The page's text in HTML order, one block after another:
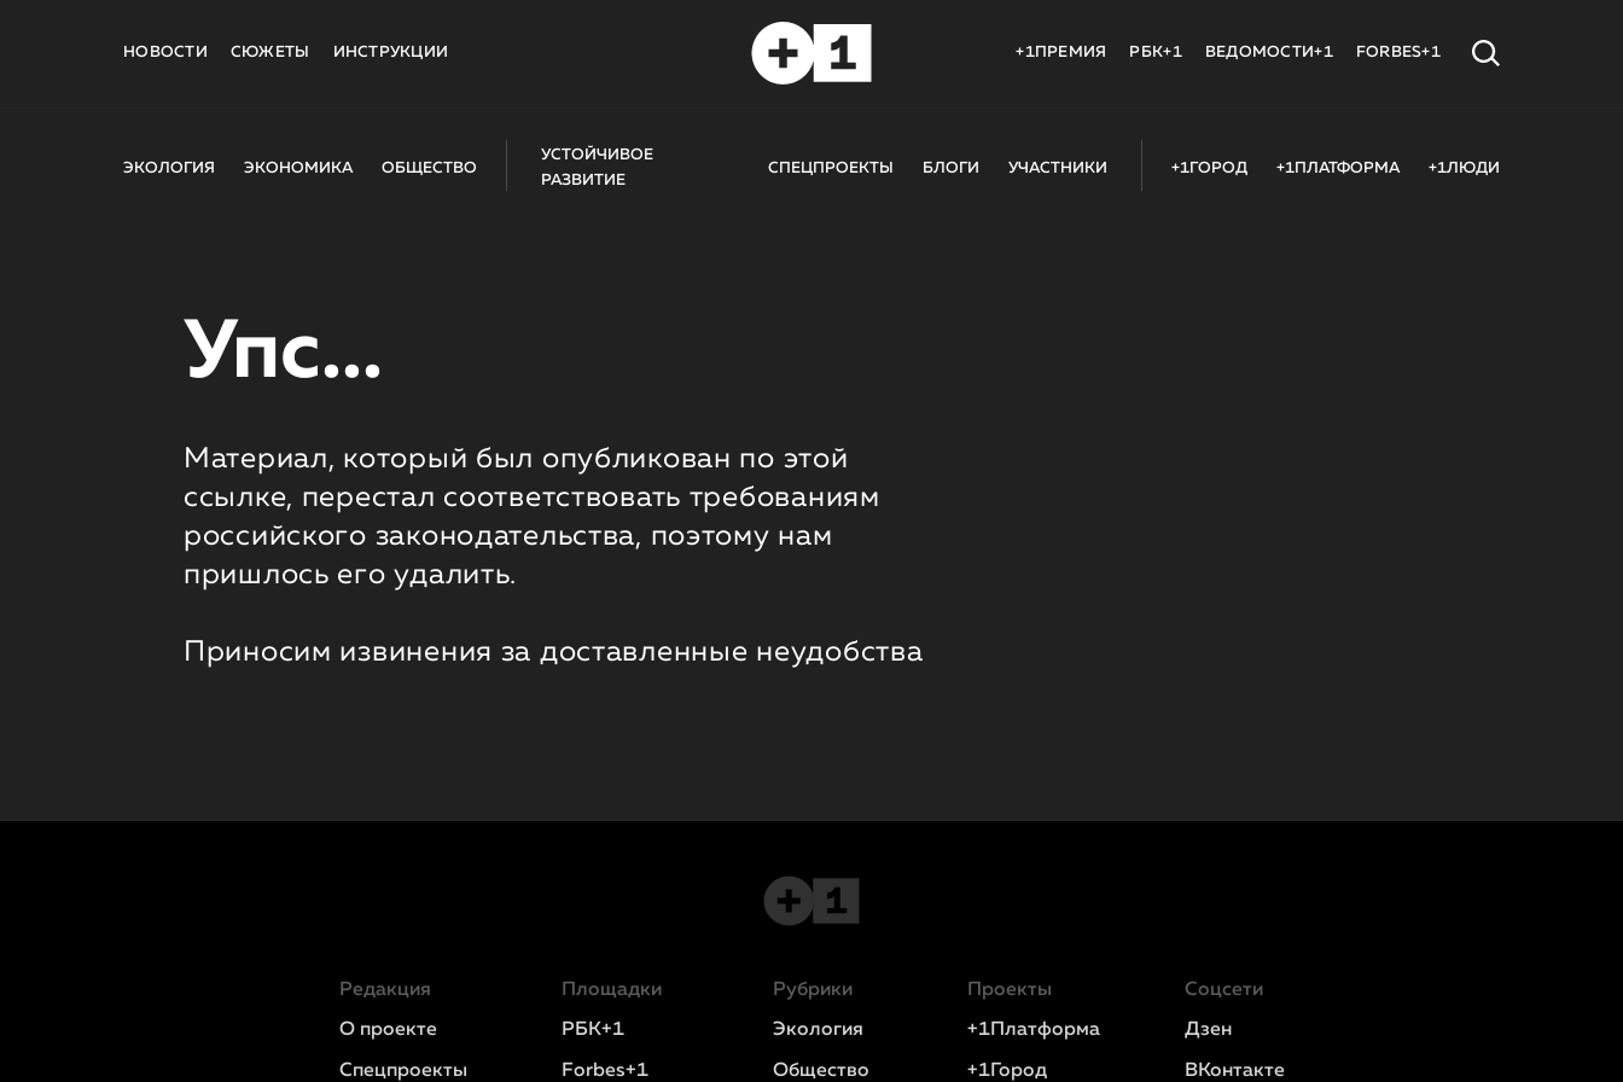
НОВОСТИ СЮЖЕТЫ ИНСТРУКЦИИ +1ПРЕМИЯ РБК+1 ВЕДОМОСТИ+1 FORBES+1
ЭКОЛОГИЯ ЭКОНОМИКА ОБЩЕСТВО
УСТОЙЧИВОЕ
РАЗВИТИЕ
СПЕЦПРОЕКТЫ БЛОГИ УЧАСТНИКИ +1ГОРОД +1ПЛАТФОРМА +1ЛЮДИ
Упс...
Материал, который был опубликован по этой
ссылке, перестал соответствовать требованиям
российского законодательства, поэтому нам
пришлось его удалить.
Приносим извинения за доставленные неудобства
Редакция
О проекте
Спецпроекты
Площадки
РБК+1
Forbes+1
Рубрики
Экология
Общество
Проекты
+1Платформа
+1Город
Соцсети
Дзен
ВКонтакте